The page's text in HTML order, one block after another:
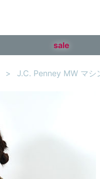
sale
J.C. Penney MW マ